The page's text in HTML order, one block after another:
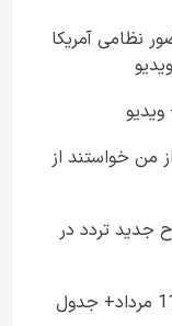
نظامی آمریکا
ویدیو
من خواستند از
جدید تردد در